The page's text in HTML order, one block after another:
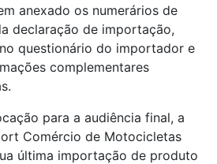
anexado os numerários de
declaração de importação,
questionário do importador e
complementares
para a audiência final, a
Comércio de Motocicletas
última importação de produto